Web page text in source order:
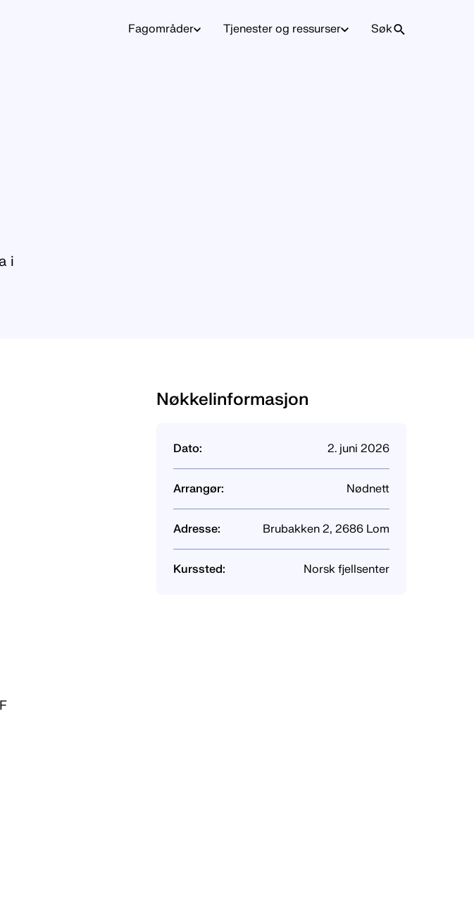
Fagområder Tjenester og ressurser Søk
i
Nøkkelinformasjon
Dato: 2. juni 2026
Arrangør: Nød­­nett
Adresse: Brubakken 2, 2686 Lom
Kurssted: Norsk fjellsenter